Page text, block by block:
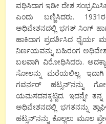
ವಧಿಸಿದಾಗ ಇಡೀ ದೇಶ
ಎಂದು ಬಣ್ಣಿಸಿದರು.
ಅಧಿವೇಶನದಲ್ಲಿ ಭಗತ್ ಸಿಂಗ್
ಹಾಕಿದಾಗ ಪ್ರದರ್ಶಿಸಿದ ಧೈರ್ಯ
ನಿರ್ಣಯವನ್ನು ಬಹಿರಂಗ
ಬಲವಾಗಿ ವಿರೋಧಿಸಿದರು.
ಸೋಲನ್ನು ಮರೆಯಲಿಲ್ಲ.
ಗವರ್ನರ್ ಹಟ್ಸನ್’ನನ್ನು
ಯಮಸದನಕ್ಕಟ್ಟಿದ. ಇದನ್ನೇ
ಅಧಿವೇಶನದಲ್ಲಿ ಭಗತನನ್ನು
ಹಟ್ಸನ್’ನನ್ನು ಕೊಲ್ಲಲು ಮೂಲ